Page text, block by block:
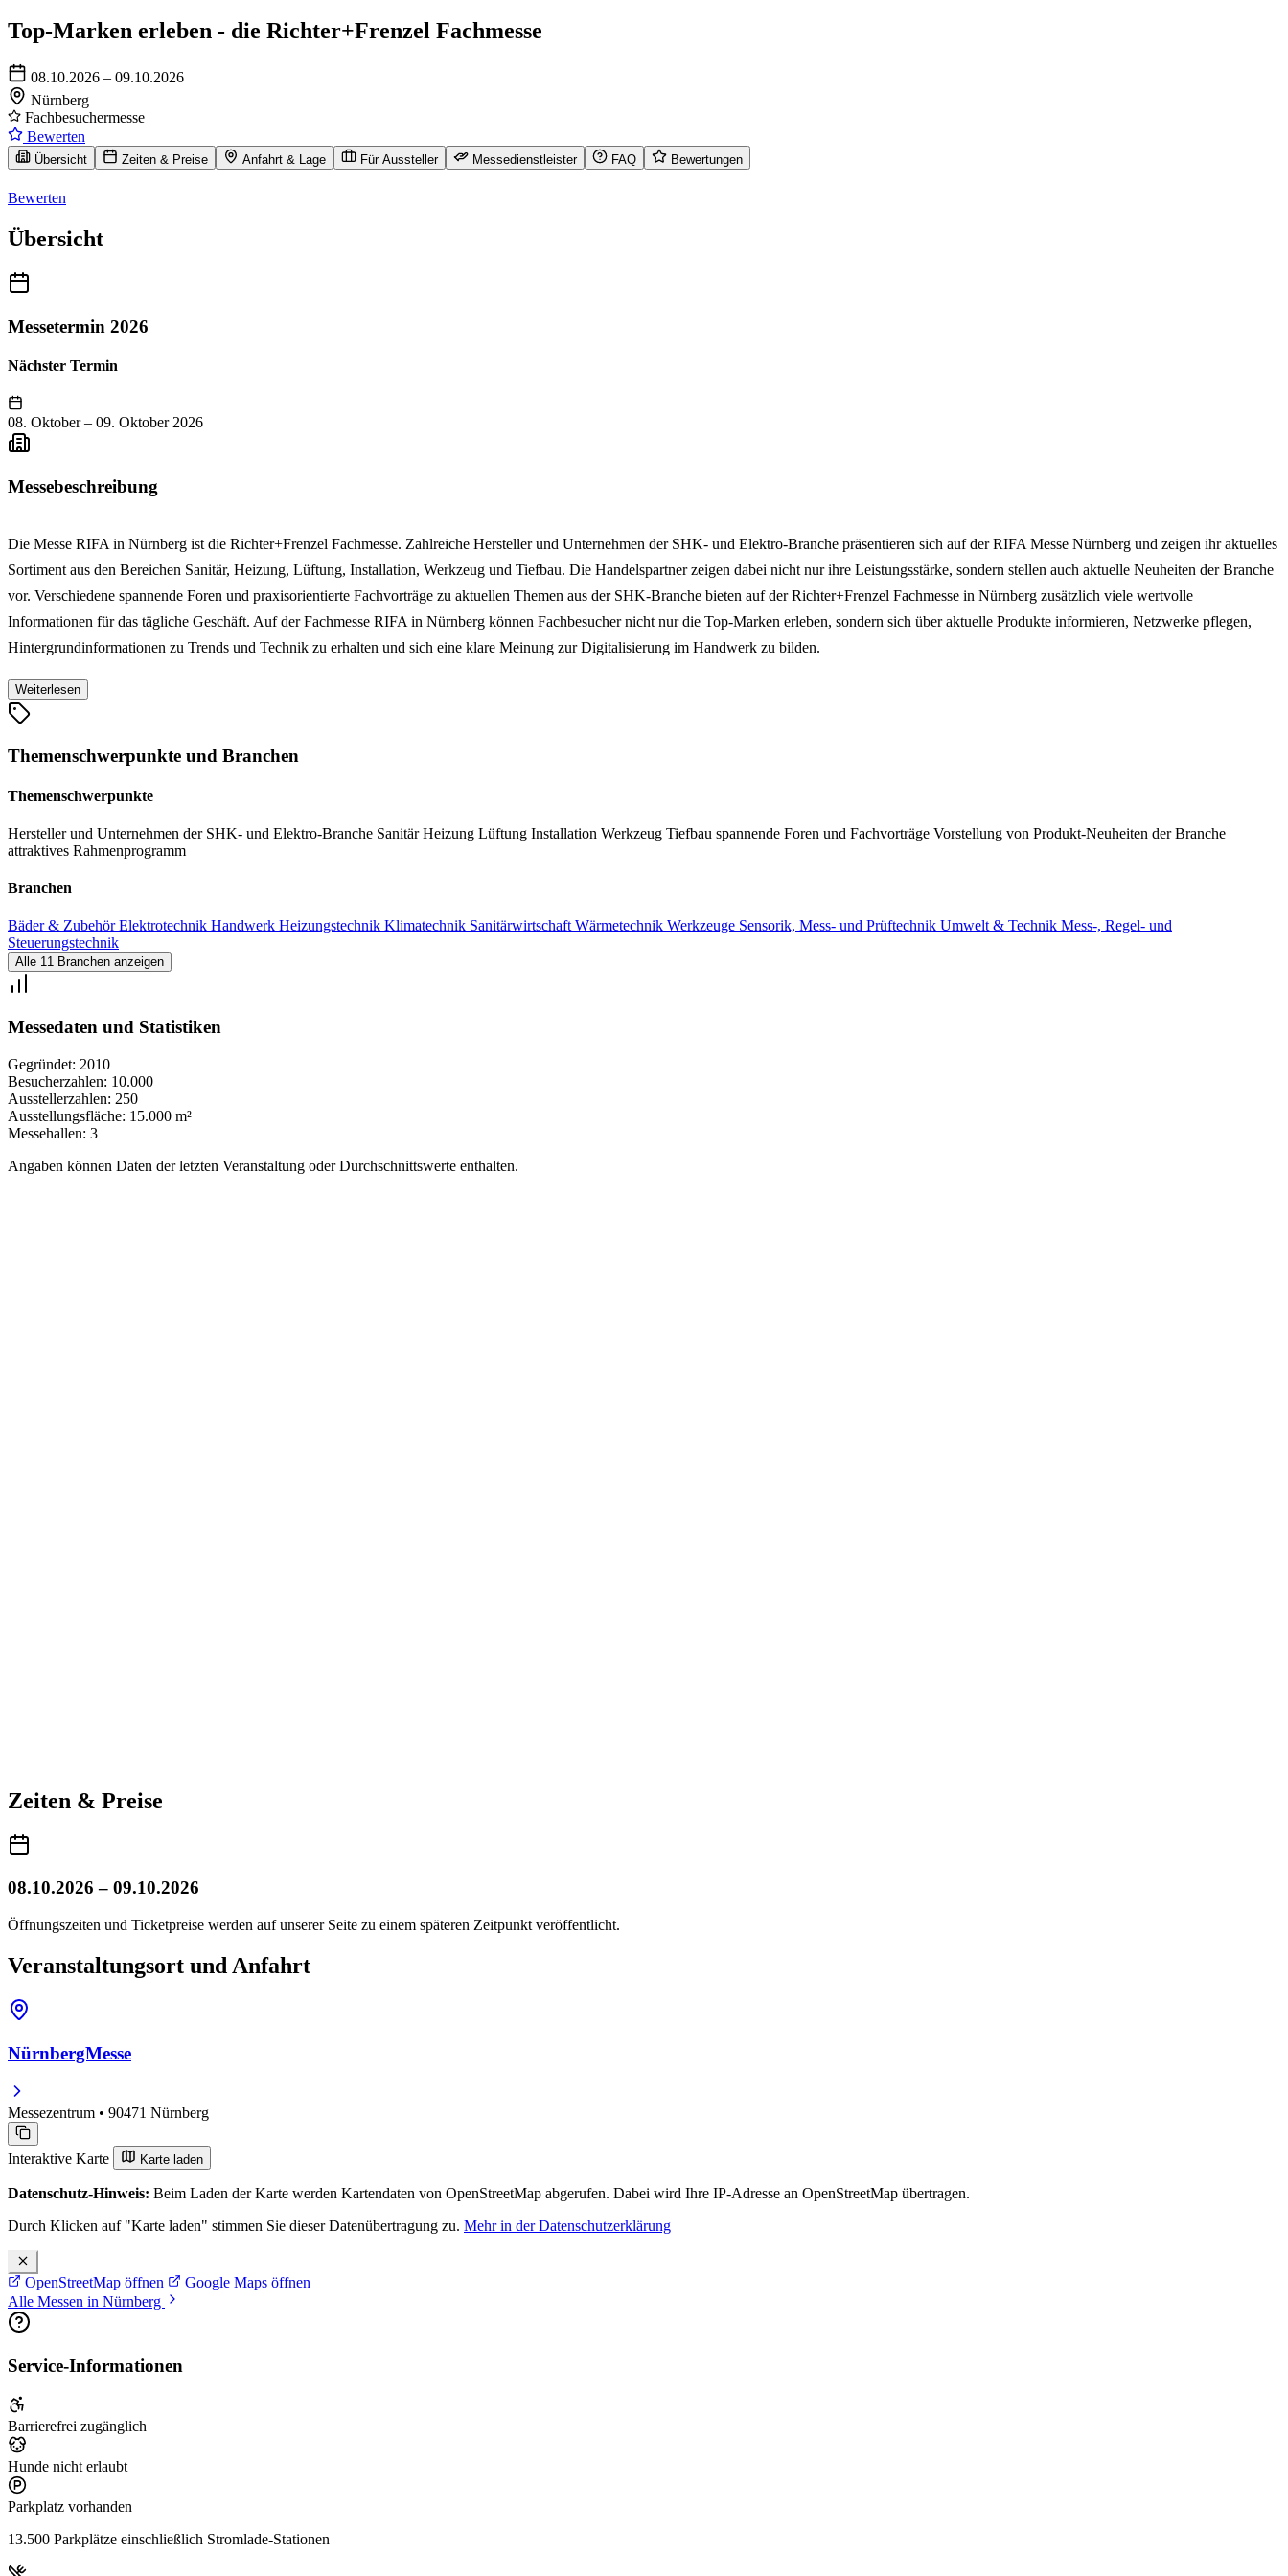
Top-Marken erleben - die Richter+Frenzel Fachmesse
08.10.2026 – 09.10.2026
Nürnberg
Fachbesuchermesse
Bewerten
Übersicht Zeiten & Preise Anfahrt & Lage Für Aussteller Messedienstleister FAQ Bewertungen
Bewerten
Übersicht
Messetermin 2026
Nächster Termin
08. Oktober – 09. Oktober 2026
Messebeschreibung
Die Messe RIFA in Nürnberg ist die Richter+Frenzel Fachmesse. Zahlreiche Hersteller und Unternehmen der SHK- und Elektro-Branche präsentieren sich auf der RIFA Messe Nürnberg und zeigen ihr aktuelles
Sortiment aus den Bereichen Sanitär, Heizung, Lüftung, Installation, Werkzeug und Tiefbau. Die Handelspartner zeigen dabei nicht nur ihre Leistungsstärke, sondern stellen auch aktuelle Neuheiten der Branche
vor. Verschiedene spannende Foren und praxisorientierte Fachvorträge zu aktuellen Themen aus der SHK-Branche bieten auf der Richter+Frenzel Fachmesse in Nürnberg zusätzlich viele wertvolle
Informationen für das tägliche Geschäft. Auf der Fachmesse RIFA in Nürnberg können Fachbesucher nicht nur die Top-Marken erleben, sondern sich über aktuelle Produkte informieren, Netzwerke pflegen,
Hintergrundinformationen zu Trends und Technik zu erhalten und sich eine klare Meinung zur Digitalisierung im Handwerk zu bilden.
Weiterlesen
Themenschwerpunkte und Branchen
Themenschwerpunkte
Hersteller und Unternehmen der SHK- und Elektro-Branche SanitärHeizung Lüftung Installation Werkzeug Tiefbau spannende Foren und Fachvorträge Vorstellung von Produkt-Neuheiten der Branche
attraktives Rahmenprogramm
Branchen
Bäder & ZubehörElektrotechnik Handwerk Heizungstechnik Klimatechnik Sanitärwirtschaft Wärmetechnik Werkzeuge Sensorik, Mess- und Prüftechnik Umwelt & Technik Mess-, Regel- und
Steuerungstechnik
Alle 11 Branchen anzeigen
Messedaten und Statistiken
Gegründet: 2010
Besucherzahlen: 10.000
Ausstellerzahlen: 250
Ausstellungsfläche: 15.000 m²
Messehallen: 3
Angaben können Daten der letzten Veranstaltung oder Durchschnittswerte enthalten.
Zeiten & Preise
08.10.2026 – 09.10.2026
Öffnungszeiten und Ticketpreise werden auf unserer Seite zu einem späteren Zeitpunkt veröffentlicht.
Veranstaltungsort und Anfahrt
NürnbergMesse
Messezentrum • 90471 Nürnberg
Interaktive Karte Karte laden
Datenschutz-Hinweis: Beim Laden der Karte werden Kartendaten von OpenStreetMap abgerufen. Dabei wird Ihre IP-Adresse an OpenStreetMap übertragen.
Durch Klicken auf "Karte laden" stimmen Sie dieser Datenübertragung zu. Mehr in der Datenschutzerklärung
OpenStreetMap öffnen
Google Maps öffnen
Alle Messen in Nürnberg
Service-Informationen
Barrierefrei zugänglich
Hunde nicht erlaubt
Parkplatz vorhanden
13.500 Parkplätze einschließlich Stromlade-Stationen